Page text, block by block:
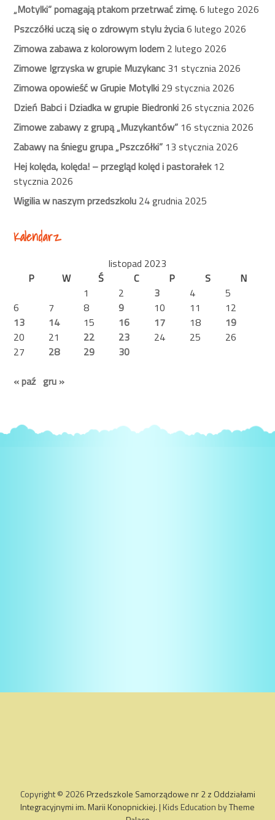
„Motylki” pomagają ptakom przetrwać zimę.6 lutego 2026
Pszczółki uczą się o zdrowym stylu życia6 lutego 2026
Zimowa zabawa z kolorowym lodem 2 lutego 2026
Zimowe Igrzyska w grupie Muzykanc 31 stycznia 2026
Zimowa opowieść w Grupie Motylki 29 stycznia 2026
Dzień Babci i Dziadka w grupie Biedronki 26 stycznia 2026
Zimowe zabawy z grupą „Muzykantów” 16 stycznia 2026
Zabawy na śniegu grupa „Pszczółki” 13 stycznia 2026
Hej kolęda, kolęda! – przegląd kolęd i pastorałek12
stycznia 2026
Wigilia w naszym przedszkolu 24 grudnia 2025
Kalendarz
listopad 2023
P
W Ś C P S
N
1
2 3 4
5
6
7 8 9 10 11
12
13
14 15 16 17 18
19
20
21 22 23 24 25
26
27
28 29
30
« paź gru »
Copyright © 2026 Przedszkole Samorządowe nr 2 z Oddziałami
Integracyjnymi im. Marii Konopnickiej. | Kids Education byTheme